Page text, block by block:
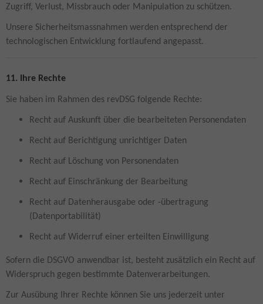
Zugriff, Verlust, Missbrauch oder Manipulation zu schützen.
Unsere Sicherheitsmassnahmen werden entsprechend der
technologischen Entwicklung fortlaufend angepasst.
11. Ihre Rechte
Sie haben im Rahmen des revDSG folgende Rechte:
Recht auf Auskunft über die bearbeiteten Personendaten
Recht auf Berichtigung unrichtiger Daten
Recht auf Löschung von Personendaten
Recht auf Einschränkung der Bearbeitung
Recht auf Datenherausgabe oder -übertragung
(Datenportabilität)
Recht auf Widerruf einer erteilten Einwilligung
Sofern die DSGVO anwendbar ist, besteht zusätzlich ein Recht auf
Widerspruch gegen bestimmte Datenverarbeitungen.
Zur Ausübung Ihrer Rechte können Sie uns jederzeit unter